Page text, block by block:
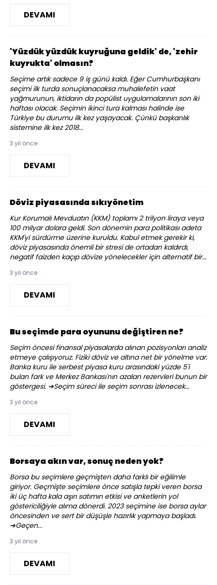
DEVAMI
'Yüzdük yüzdük kuyruğuna geldik' de, 'zehir
kuyrukta' olmasın?
Seçime artık sadece 9 iş günü kaldı. Eğer Cumhurbaşkanı
seçimi ilk turda sonuçlanacaksa muhalefetin vaat
yağmurunun, iktidarın da popülist uygulamalarının son iki
haftası olacak. Seçimin ikinci tura kalması halinde ise
Türkiye bu durumu ilk kez yaşayacak. Çünkü başkanlık
sistemine ilk kez 2018...
3 yıl önce
DEVAMI
Döviz piyasasında sıkıyönetim
Kur Korumalı Mevduatın (KKM) toplamı 2 trilyon liraya veya
100 milyar dolara geldi. Son dönemin para politikası adeta
KKM'yi sürdürme üzerine kuruldu. Kabul etmek gerekir ki,
döviz piyasasında önemli bir stresi de ortadan kaldırdı,
negatif faizden kaçıp dövize yönelecekler için alternatif bir...
3 yıl önce
DEVAMI
Bu seçimde para oyununu değiştiren ne?
Seçim öncesi finansal piyasalarda alınan pozisyonları analiz
etmeye çalışıyoruz. Fiziki döviz ve altına net bir yönelme var.
Banka kuru ile serbest piyasa kuru arasındaki yüzde 5'i
bulan fark ve Merkez Bankası'nın azalan rezervleri bunun bir
göstergesi. ➔Seçim süreci ile seçim sonrası izlenecek...
3 yıl önce
DEVAMI
Borsaya akın var, sonuç neden yok?
Borsa bu seçimlere geçmişten daha farklı bir eğilimle
giriyor. Geçmişte seçimlere önce satışla tepki veren borsa
iki üç hafta kala aşırı satımın etkisi ve anketlerin yol
göstericiliğiyle alıma dönerdi. 2023 seçimine ise borsa aylar
öncesinden ve sert bir düşüşle hazırlık yapmaya başladı.
➔Geçen...
3 yıl önce
DEVAMI